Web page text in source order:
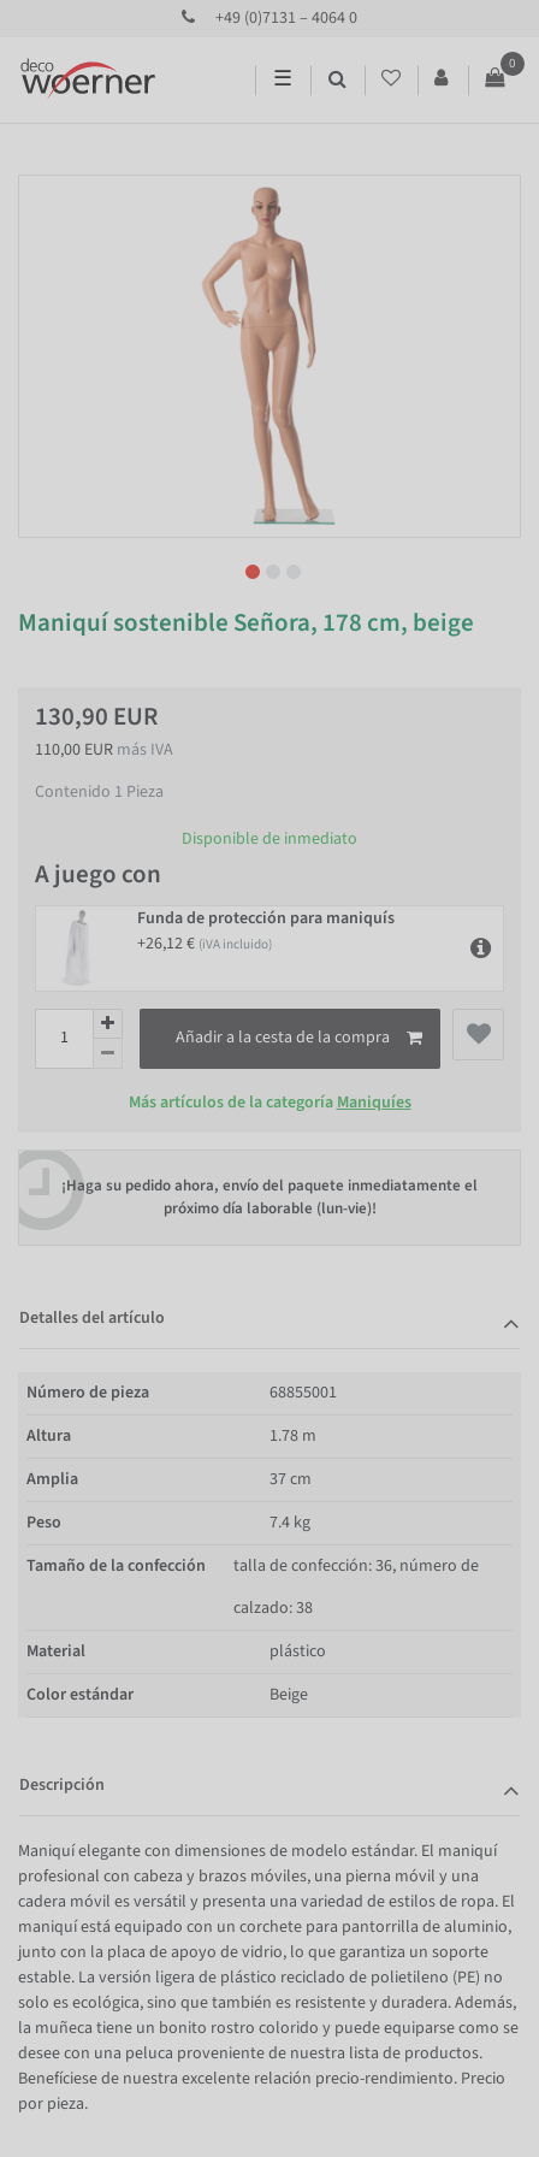
+49 (0)7131 – 4064 0
☰
0
Maniquí sostenible Señora, 178 cm, beige
130,90 EUR
110,00 EUR más IVA
Contenido 1 Pieza
Disponible de inmediato
A juego con
Funda de protección para maniquís
+26,12 € (iVA incluido)
Añadir a la cesta de la compra
Más artículos de la categoría Maniquíes
¡Haga su pedido ahora, envío del paquete inmediatamente el
próximo día laborable (lun-vie)!
Detalles del artículo
Número de pieza
68855001
Altura
1.78 m
Amplia
37 cm
Peso
7.4 kg
Tamaño de la confección
talla de confección: 36, número de
calzado: 38
Material
plástico
Color estándar
Beige
Descripción
Maniquí elegante con dimensiones de modelo estándar. El maniquí
profesional con cabeza y brazos móviles, una pierna móvil y una
cadera móvil es versátil y presenta una variedad de estilos de ropa. El
maniquí está equipado con un corchete para pantorrilla de aluminio,
junto con la placa de apoyo de vidrio, lo que garantiza un soporte
estable. La versión ligera de plástico reciclado de polietileno (PE) no
solo es ecológica, sino que también es resistente y duradera. Además,
la muñeca tiene un bonito rostro colorido y puede equiparse como se
desee con una peluca proveniente de nuestra lista de productos.
Benefíciese de nuestra excelente relación precio-rendimiento. Precio
por pieza.